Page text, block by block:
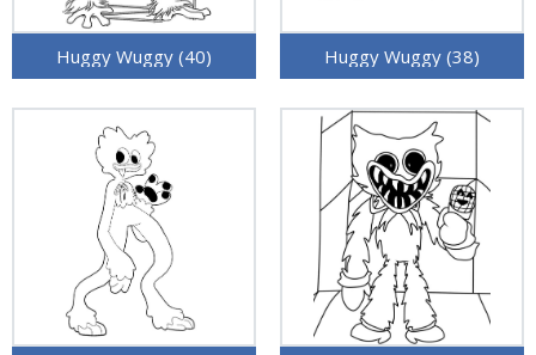
Huggy Wuggy (40) Huggy Wuggy (38)